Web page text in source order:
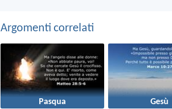
Argomenti correlati
Pasqua Gesù